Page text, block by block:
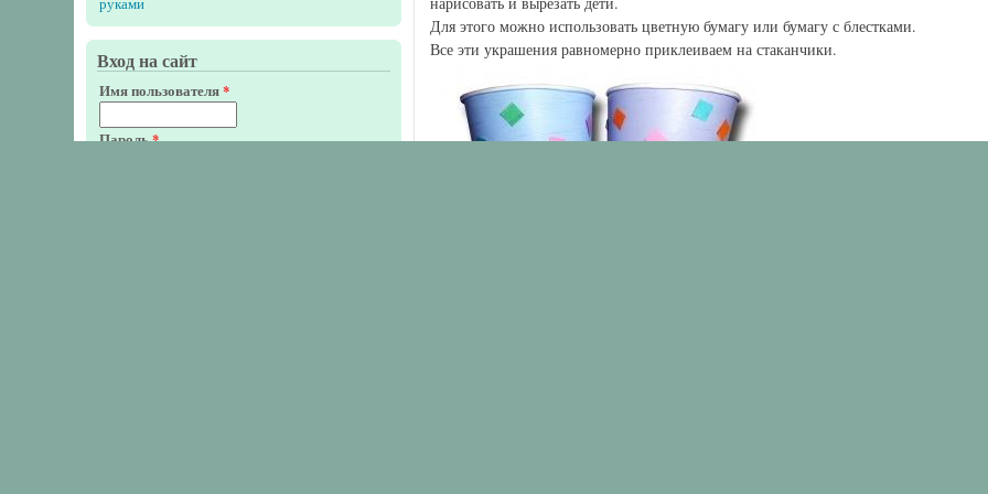
Для этого можно использовать цветную бумагу или бумагу с блестками.
Все эти украшения равномерно приклеиваем на стаканчики.
Вход на сайт
Имя пользователя*
Пароль*